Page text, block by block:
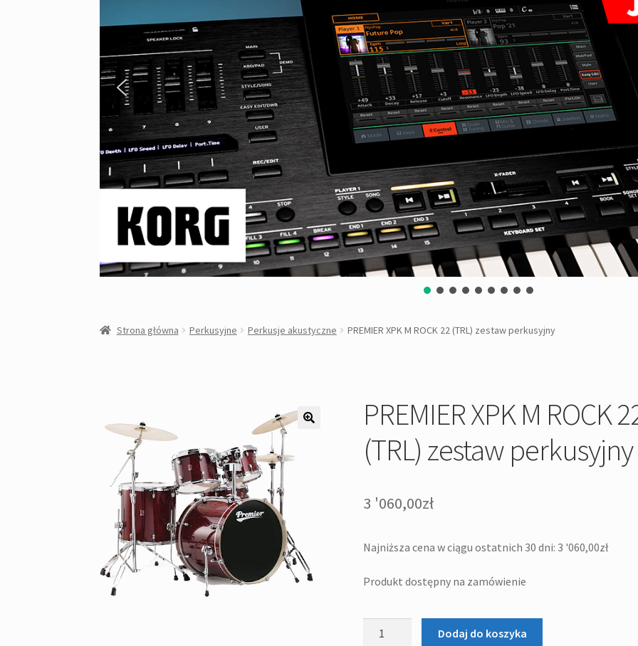
Strona główna Perkusyjne Perkusje akustyczne PREMIER XPK M ROCK 22 (TRL) zestaw perkusyjny
PREMIER XPK M ROCK
(TRL) zestaw perkusyjny
3 '060,00zł
Najniższa cena w ciągu ostatnich 30 dni:3 '060,00zł
Produkt dostępny na zamówienie
Dodaj do koszyka